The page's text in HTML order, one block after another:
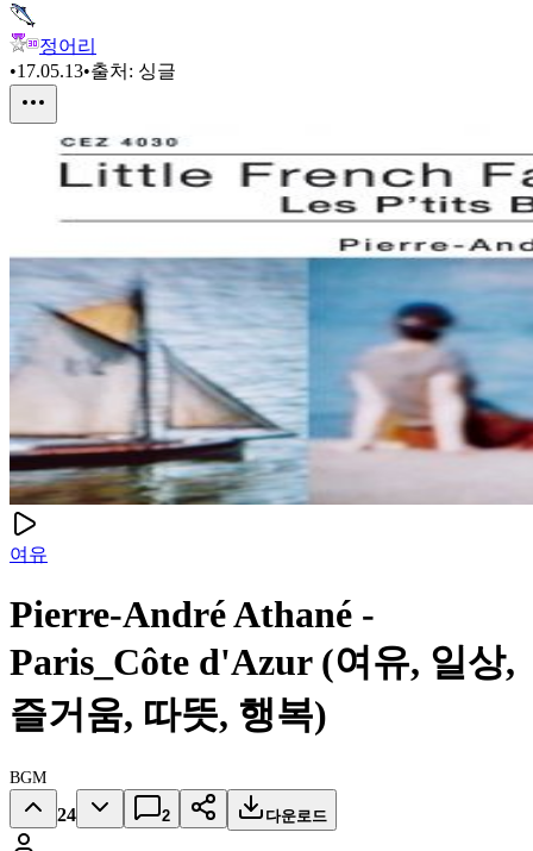
정어리
•17.05.13•출처: 싱글
여유
Pierre-André Athané -
Paris_Côte d'Azur (여유, 일상,
즐거움, 따뜻, 행복)
BGM
24 2 다운로드